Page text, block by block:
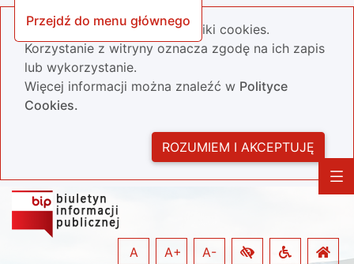
Przejdź do menu głównego
Nasza strona wykorzystuje pliki cookies.
Korzystanie z witryny oznacza zgodę na ich zapis
lub wykorzystanie.
Więcej informacji można znaleźć w Polityce
Cookies.
ROZUMIEM I AKCEPTUJĘ
A A+ A-